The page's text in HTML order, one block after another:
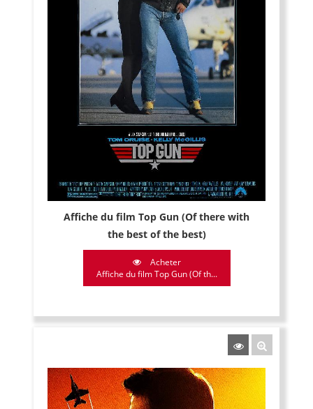
Affiche du film Top Gun (Of there with
the best of the best)
Acheter
Affiche du film Top Gun (Of th...